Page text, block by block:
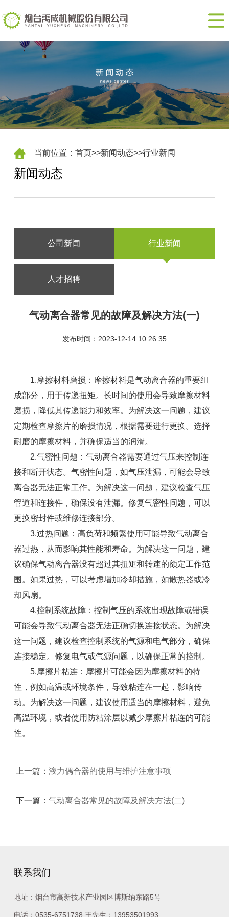
网
们
展
示
闻
动
联
系
EN
当前位置： 首页>>新闻动态>>行业新闻
新闻动态
公司新闻 行业新闻
人才招聘
气动离合器常见的故障及解决方法(一)
发布时间：2023-12-14 10:26:35
1.摩擦材料磨损：摩擦材料是气动离合器的重要组
成部分，用于传递扭矩。长时间的使用会导致摩擦材料
磨损，降低其传递能力和效率。为解决这一问题，建议
定期检查摩擦片的磨损情况，根据需要进行更换。选择
耐磨的摩擦材料，并确保适当的润滑。
2.气密性问题：气动离合器需要通过气压来控制连
接和断开状态。气密性问题，如气压泄漏，可能会导致
离合器无法正常工作。为解决这一问题，建议检查气压
管道和连接件，确保没有泄漏。修复气密性问题，可以
更换密封件或维修连接部分。
3.过热问题：高负荷和频繁使用可能导致气动离合
器过热，从而影响其性能和寿命。为解决这一问题，建
议确保气动离合器没有超过其扭矩和转速的额定工作范
围。如果过热，可以考虑增加冷却措施，如散热器或冷
却风扇。
4.控制系统故障：控制气压的系统出现故障或错误
可能会导致气动离合器无法正确切换连接状态。为解决
这一问题，建议检查控制系统的气源和电气部分，确保
连接稳定。修复电气或气源问题，以确保正常的控制。
5.摩擦片粘连：摩擦片可能会因为摩擦材料的特
性，例如高温或环境条件，导致粘连在一起，影响传
动。为解决这一问题，建议使用适当的摩擦材料，避免
高温环境，或者使用防粘涂层以减少摩擦片粘连的可能
性。
上一篇： 液力偶合器的使用与维护注意事项
下一篇： 气动离合器常见的故障及解决方法(二)
联系我们
地址：烟台市高新技术产业园区博斯纳东路5号
电话： 0535-6751738 王先生： 13953501993